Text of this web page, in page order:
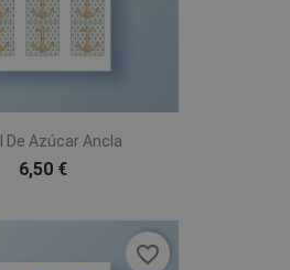
De Azúcar Ancla
6,50 €
favorite_border